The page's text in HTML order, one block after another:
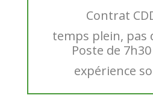
Contrat
temps plein, pas
Poste de
expérience